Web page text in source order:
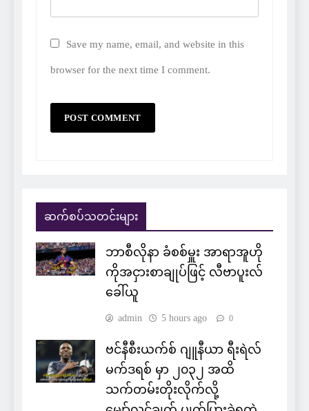
Save my name, email, and website in this
browser for the next time I comment.
ဆက်စပ်သတင်းများ
ဘာစီလိုနာ ခံစစ်မှူး အာရာအူဟို
ကိုအငှားစာချုပ်ဖြင့် လီဗာပူးလ်
ခေါ်ယူ
admin 5 hours ago 0
ဗင်နီစီးယက်စ် ဂျူနီယာ ရီးရဲလ်
မက်ဒရစ် မှာ ၂၀၃၂ အထိ
သက်တမ်းတိုးလိုက်လို့